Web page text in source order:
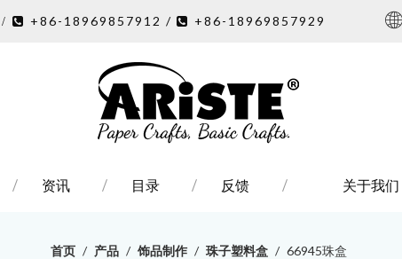
/  +86-18969857912 /  +86-18969857929
资讯 目录 反馈 关于我们
首页 / 产品 / 饰品制作 / 珠子塑料盒 / 66945珠盒